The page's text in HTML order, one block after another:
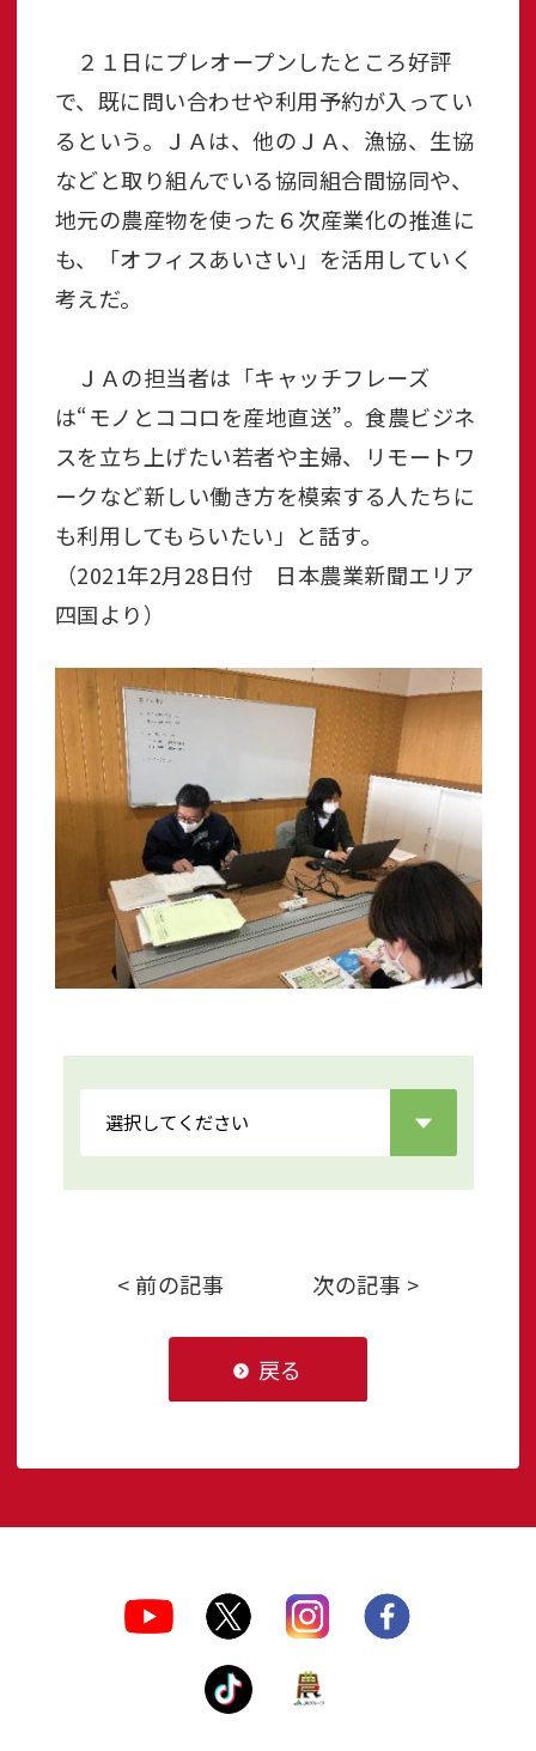
２１日にプレオープンしたところ好評
で、既に問い合わせや利用予約が入ってい
るという。ＪＡは、他のＪＡ、漁協、生協
などと取り組んでいる協同組合間協同や、
地元の農産物を使った６次産業化の推進に
も、「オフィスあいさい」を活用していく
考えだ。
ＪＡの担当者は「キャッチフレーズ
は“モノとココロを産地直送”。食農ビジネ
スを立ち上げたい若者や主婦、リモートワ
ークなど新しい働き方を模索する人たちに
も利用してもらいたい」と話す。
（2021年2月28日付 日本農業新聞エリア
四国より）
< 前の記事 次の記事 >
戻る